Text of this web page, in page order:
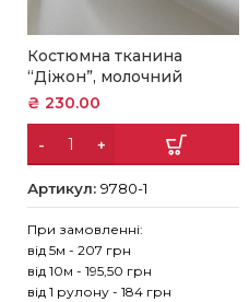
Костюмна тканина
“Діжон”, молочний
₴ 230.00
Артикул:9780-1
При замовленні:
від 5м - 207 грн
від 10м - 195,50 грн
від 1 рулону - 184 грн